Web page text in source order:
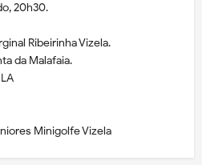
20h30.
Ribeirinha Vizela.
da Malafaia.
Minigolfe Vizela